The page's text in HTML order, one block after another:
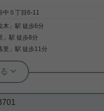
） （大手町・霞ヶ関などの職
） （周辺は東大の校舎が
こちゃん２匹
不忍池至近なので、わんちゃんのお
うか♪ お問い合わせお待
。
詳細を見る
中５丁目6-11
木 」駅 徒歩6分
」駅 徒歩8分
里 」駅 徒歩11分
会社 根津駅前センター） スタ
く！下町風情が残る人気
アで一人暮らしはいかが